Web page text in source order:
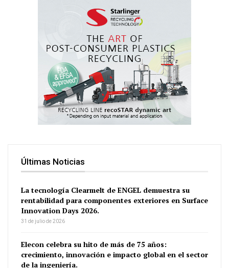
Últimas Noticias
La tecnología Clearmelt de ENGEL demuestra su
rentabilidad para componentes exteriores en Surface
Innovation Days 2026.
31 de julio de 2026
Elecon celebra su hito de más de 75 años:
crecimiento, innovación e impacto global en el sector
de la ingeniería.